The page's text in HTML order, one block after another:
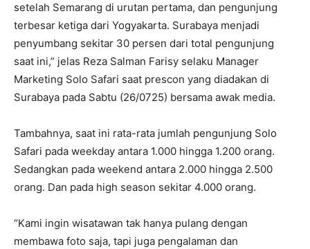
setelah Semarang di urutan pertama, dan pengunjung
terbesar ketiga dari Yogyakarta. Surabaya menjadi
penyumbang sekitar 30 persen dari total pengunjung
saat ini,” jelas Reza Salman Farisy selaku Manager
Marketing Solo Safari saat prescon yang diadakan di
Surabaya pada Sabtu (26/0725) bersama awak media.
Tambahnya, saat ini rata-rata jumlah pengunjung Solo
Safari pada weekday antara 1.000 hingga 1.200 orang.
Sedangkan pada weekend antara 2.000 hingga 2.500
orang. Dan pada high season sekitar 4.000 orang.
“Kami ingin wisatawan tak hanya pulang dengan
membawa foto saja, tapi juga pengalaman dan